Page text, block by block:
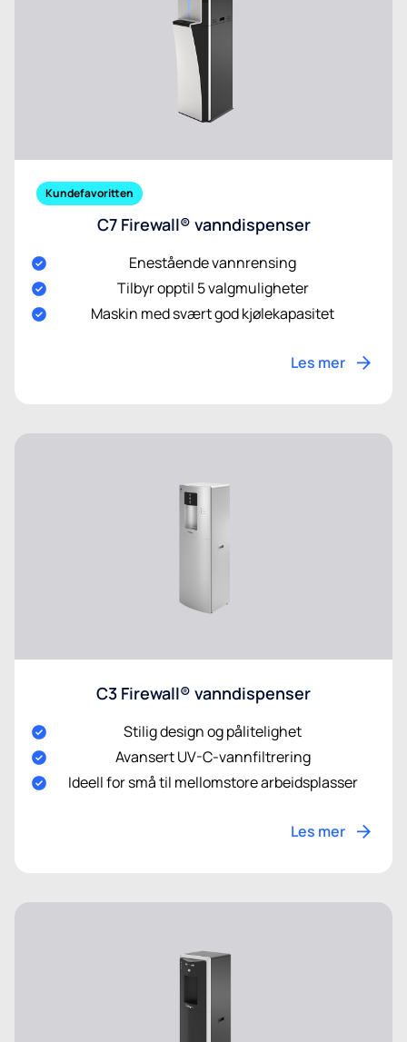
Kundefavoritten
C7 Firewall® vanndispenser
Enestående vannrensing
Tilbyr opptil 5 valgmuligheter
Maskin med svært god kjølekapasitet
Les mer
C3 Firewall® vanndispenser
Stilig design og pålitelighet
Avansert UV-C-vannfiltrering
Ideell for små til mellomstore arbeidsplasser
Les mer